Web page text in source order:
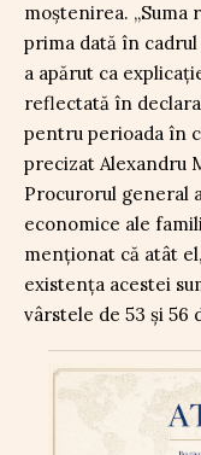
moștenirea. „Suma
prima dată în
a apărut ca
reflectată în
pentru perioada în
precizat Alexandru
Procurorul general
economice ale
menționat că atât
existența acestei
vârstele de 53 și 56